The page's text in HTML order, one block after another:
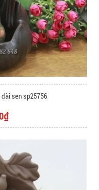
sen sp25756